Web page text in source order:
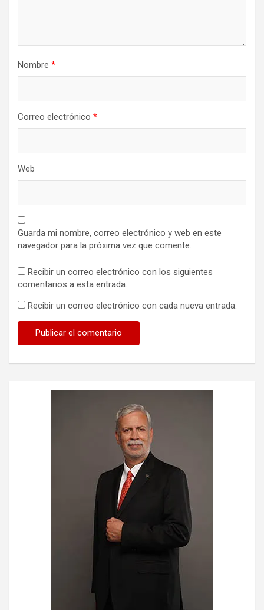
Nombre *
Correo electrónico *
Web
Guarda mi nombre, correo electrónico y web en este
navegador para la próxima vez que comente.
Recibir un correo electrónico con los siguientes
comentarios a esta entrada.
Recibir un correo electrónico con cada nueva entrada.